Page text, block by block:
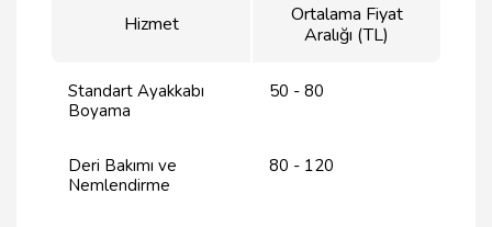
Hizmet
Ortalama Fiyat
Aralığı (TL)
Standart Ayakkabı
Boyama
50 - 80
Deri Bakımı ve
Nemlendirme
80 - 120